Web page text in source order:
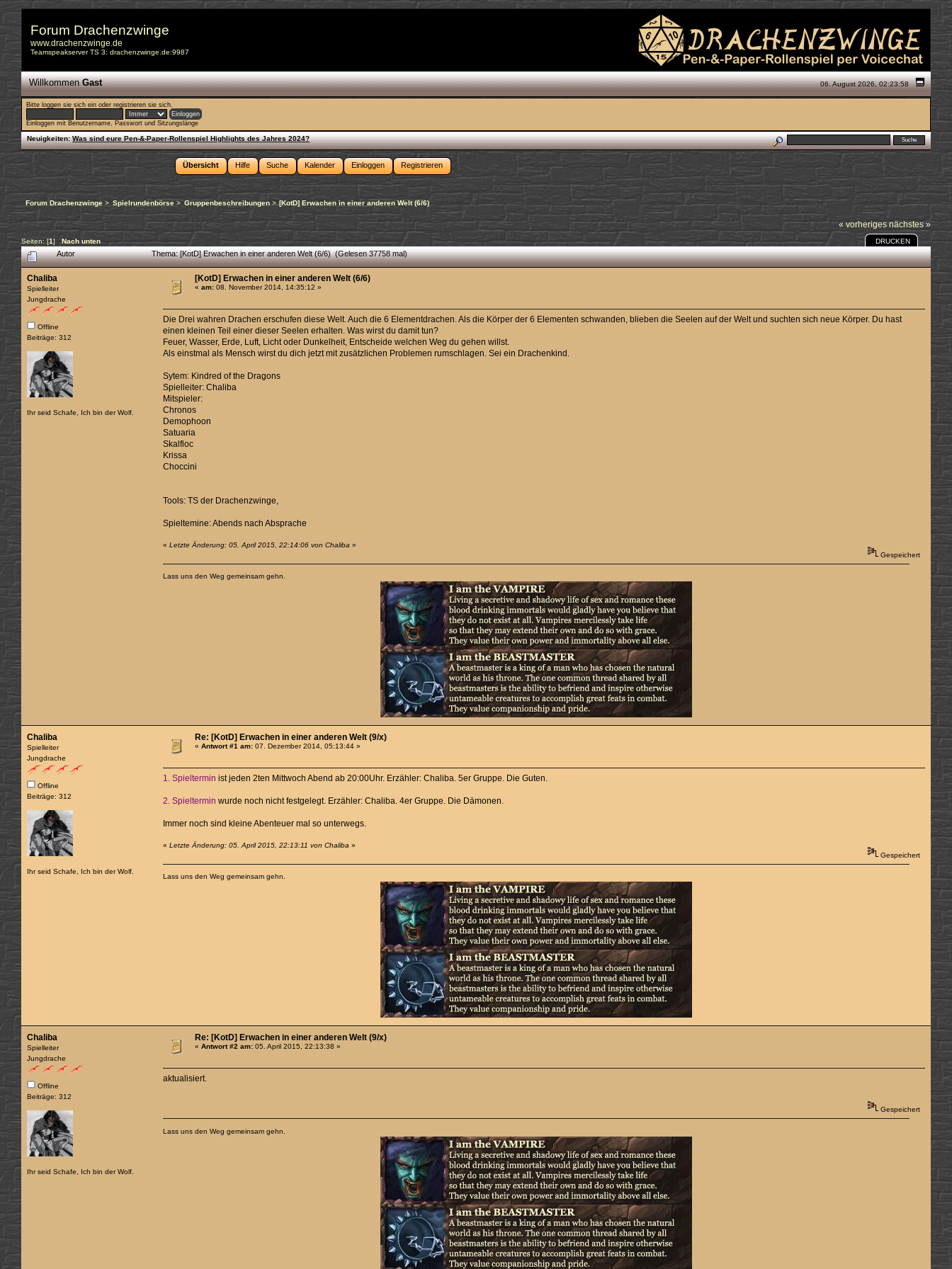
Forum Drachenzwinge
www.drachenzwinge.de
Teamspeakserver TS 3: drachenzwinge.de:9987
06. August 2026, 02:23:58
WillkommenGast
Bitte loggen sie sich ein oderregistrieren sie sich.
Einloggen mit Benutzername, Passwort und Sitzungslänge
Neuigkeiten: Was sind eure Pen-&-Paper-Rollenspiel Highlights des Jahres 2024?
Übersicht Hilfe Suche Kalender Einloggen Registrieren
Forum Drachenzwinge > Spielrundenbörse> Gruppenbeschreibungen> [KotD] Erwachen in einer anderen Welt (6/6)
« vorheriges nächstes »
Seiten: [1] Nach unten DRUCKEN
Autor Thema: [KotD] Erwachen in einer anderen Welt (6/6) (Gelesen 37758 mal)
Chaliba
Spielleiter
Jungdrache
Offline
Beiträge: 312
Ihr seid Schafe, Ich bin der Wolf.
[KotD] Erwachen in einer anderen Welt (6/6)
«am: 08. November 2014, 14:35:12 »
Die Drei wahren Drachen erschufen diese Welt. Auch die 6 Elementdrachen. Als die Körper der 6 Elementen schwanden, blieben die Seelen auf der Welt und suchten sich neue Körper. Du hast
einen kleinen Teil einer dieser Seelen erhalten. Was wirst du damit tun?
Feuer, Wasser, Erde, Luft, Licht oder Dunkelheit, Entscheide welchen Weg du gehen willst.
Als einstmal als Mensch wirst du dich jetzt mit zusätzlichen Problemen rumschlagen. Sei ein Drachenkind.
Sytem: Kindred of the Dragons
Spielleiter: Chaliba
Mitspieler:
Chronos
Demophoon
Satuaria
Skalfloc
Krissa
Choccini
Tools: TS der Drachenzwinge,
Spieltemine: Abends nach Absprache
«Letzte Änderung: 05. April 2015, 22:14:06 von Chaliba »
Gespeichert
Lass uns den Weg gemeinsam gehn.
Chaliba
Spielleiter
Jungdrache
Offline
Beiträge: 312
Ihr seid Schafe, Ich bin der Wolf.
Re: [KotD] Erwachen in einer anderen Welt (9/x)
«Antwort #1 am: 07. Dezember 2014, 05:13:44 »
1. Spielterminist jeden 2ten Mittwoch Abend ab 20:00Uhr. Erzähler: Chaliba. 5er Gruppe. Die Guten.
2. Spielterminwurde noch nicht festgelegt. Erzähler: Chaliba. 4er Gruppe. Die Dämonen.
Immer noch sind kleine Abenteuer mal so unterwegs.
«Letzte Änderung: 05. April 2015, 22:13:11 von Chaliba »
Gespeichert
Lass uns den Weg gemeinsam gehn.
Chaliba
Spielleiter
Jungdrache
Offline
Beiträge: 312
Ihr seid Schafe, Ich bin der Wolf.
Re: [KotD] Erwachen in einer anderen Welt (9/x)
«Antwort #2 am: 05. April 2015, 22:13:38 »
aktualisiert.
Gespeichert
Lass uns den Weg gemeinsam gehn.